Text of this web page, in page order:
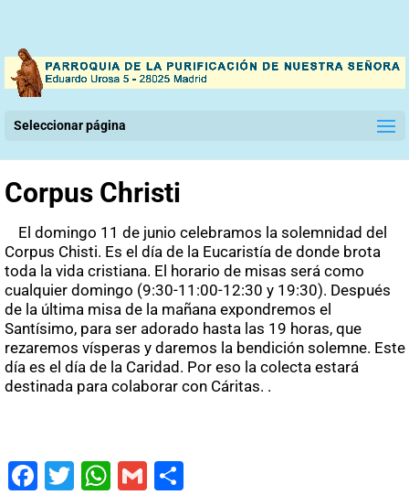
Seleccionar página
Corpus Christi
El domingo 11 de junio celebramos la solemnidad del
Corpus Chisti. Es el día de la Eucaristía de donde brota
toda la vida cristiana. El horario de misas será como
cualquier domingo (9:30-11:00-12:30 y 19:30). Después
de la última misa de la mañana expondremos el
Santísimo, para ser adorado hasta las 19 horas, que
rezaremos vísperas y daremos la bendición solemne. Este
día es el día de la Caridad. Por eso la colecta estará
destinada para colaborar con Cáritas. .
Fac
Twit
Wha
Gm